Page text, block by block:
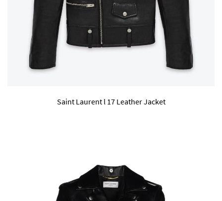
Saint Laurent l 17 Leather Jacket